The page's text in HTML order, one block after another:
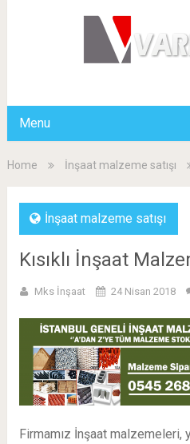
Menu
Home İnşaat malzeme satışı
İnşaat malzeme satışı
Kısıklı İnşaat
Mks İnşaat 24 Nisan 2018
Firmamız İnşaat malzemeleri,